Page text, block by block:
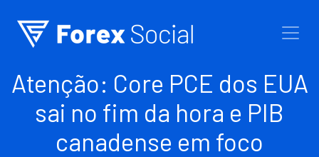
Atenção: Core PCE dos EUA
sai no fim da hora e PIB
canadense em foco